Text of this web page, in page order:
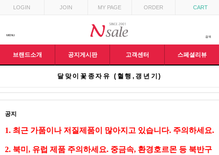
LOGIN JOIN MY PAGE ORDER CART
MENU 검색
브랜드소개 공지게시판 고객센터 스페셜리뷰
달맞이꽃종자유 (혈행,갱년기)
공지
1. ​최근 가품이나 저질제품이 많아지고 있습니다. 주의하세요.
2. 북미, 유럽 제품 주의하세요. 중금속, 환경호르몬 등 북반구